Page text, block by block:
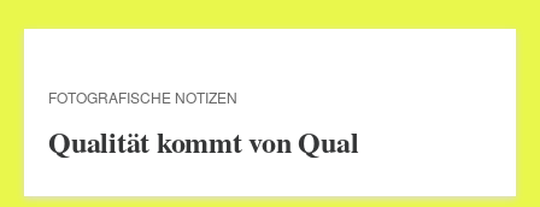
FOTOGRAFISCHE NOTIZEN
Qualität kommt von Qual